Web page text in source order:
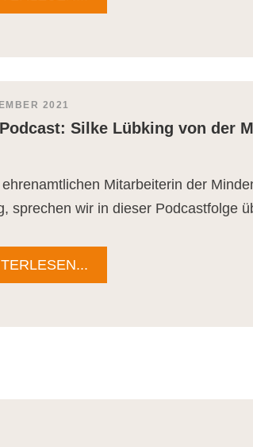
2021
Silke Lübking von der
Mitarbeiterin der
sprechen wir in dieser Podcastfolge